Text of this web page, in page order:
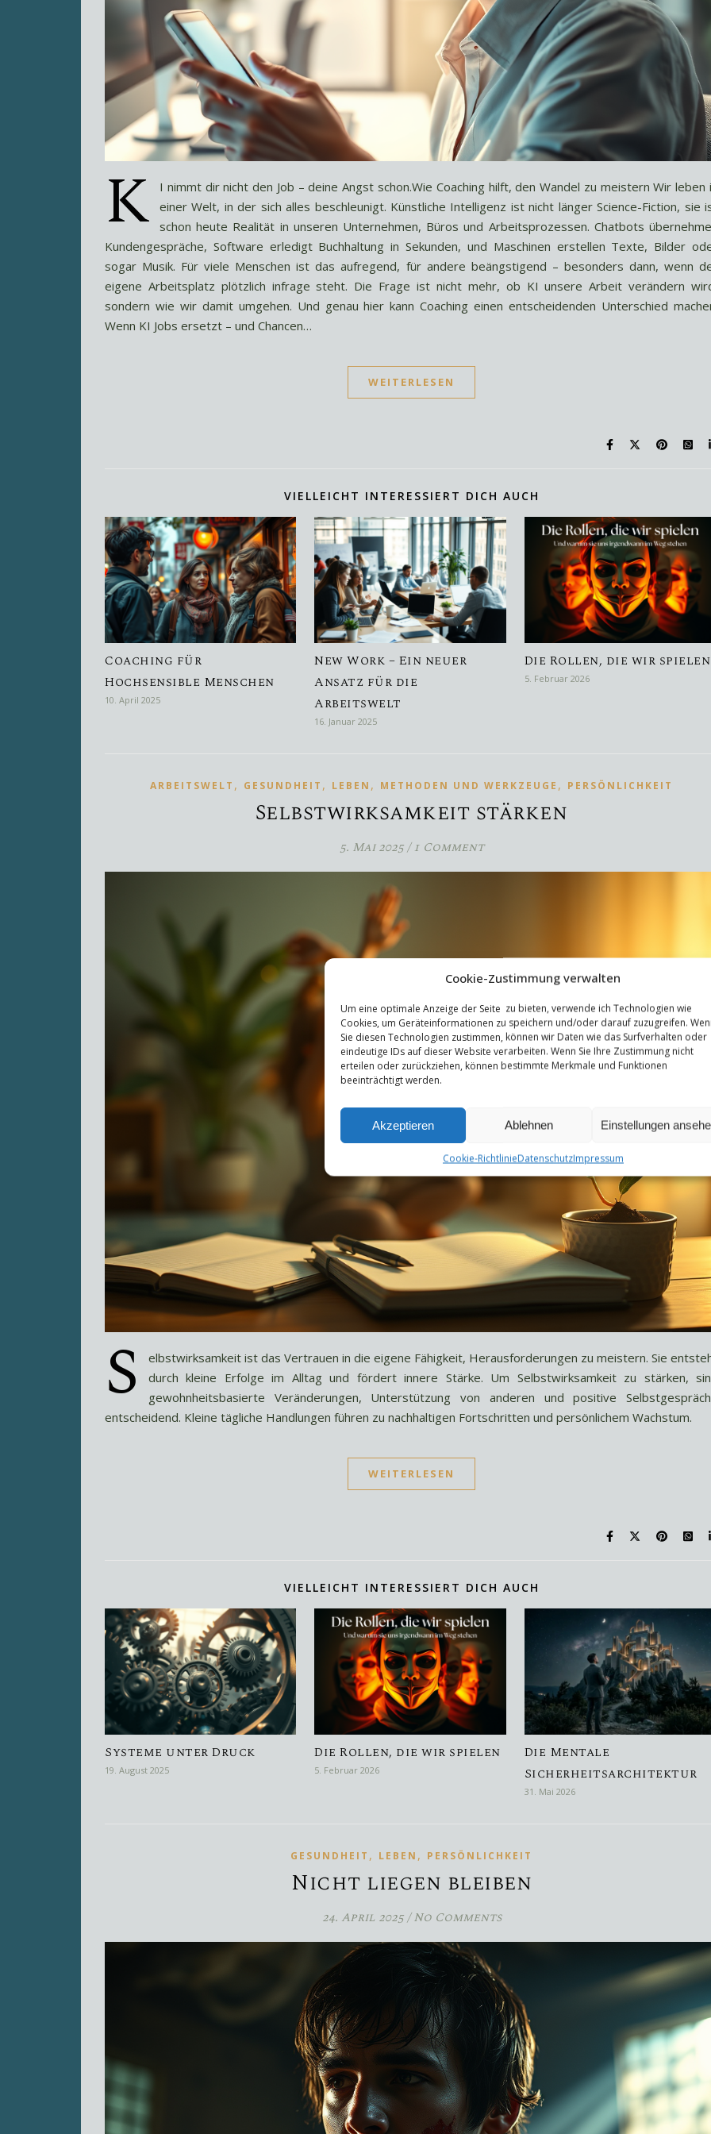
Cookie-Zustimmung verwalten
Um eine optimale Anzeige der Seite zu bieten, verwende ich Technologien wie
Cookies, um Geräteinformationen zu speichern und/oder darauf zuzugreifen.
Sie diesen Technologien zustimmen, können wir Daten wie das Surfverhalten oder
eindeutige IDs auf dieser Website verarbeiten. Wenn Sie Ihre Zustimmung nicht
erteilen oder zurückziehen, können bestimmte Merkmale und Funktionen
beeinträchtigt werden.
Akzeptieren Ablehnen Einstellungen
Cookie-RichtlinieDatenschutzImpressum
K
I nimmt dir nicht den Job – deine Angst schon.Wie Coaching hilft, den Wandel zu meistern Wir leben
einer Welt, in der sich alles beschleunigt. Künstliche Intelligenz ist nicht länger Science-Fiction, sie
schon heute Realität in unseren Unternehmen, Büros und Arbeitsprozessen. Chatbots
Kundengespräche, Software erledigt Buchhaltung in Sekunden, und Maschinen erstellen Texte, Bilder
sogar Musik. Für viele Menschen ist das aufregend, für andere beängstigend – besonders dann, wenn
eigene Arbeitsplatz plötzlich infrage steht. Die Frage ist nicht mehr, ob KI unsere Arbeit verändern
sondern wie wir damit umgehen. Und genau hier kann Coaching einen entscheidenden Unterschied
Wenn KI Jobs ersetzt – und Chancen…
WEITERLESEN
VIELLEICHT INTERESSIERT DICH AUCH
Coaching für
Hochsensible Menschen
10. April 2025
New Work – Ein neuer
Ansatz für die
Arbeitswelt
16. Januar 2025
Die Rollen, die wir spielen
5. Februar 2026
ARBEITSWELT , GESUNDHEIT , LEBEN , METHODEN UND WERKZEUGE , PERSÖNLICHKEIT
Selbstwirksamkeit stärken
5. Mai 2025/ 1 Comment
S
elbstwirksamkeit ist das Vertrauen in die eigene Fähigkeit, Herausforderungen zu meistern. Sie
durch kleine Erfolge im Alltag und fördert innere Stärke. Um Selbstwirksamkeit zu stärken,
gewohnheitsbasierte Veränderungen, Unterstützung von anderen und positive
entscheidend. Kleine tägliche Handlungen führen zu nachhaltigen Fortschritten und persönlichem Wachstum.
WEITERLESEN
VIELLEICHT INTERESSIERT DICH AUCH
Systeme unter Druck
19. August 2025
Die Rollen, die wir spielen
5. Februar 2026
Die Mentale
Sicherheitsarchitektur
31. Mai 2026
GESUNDHEIT , LEBEN , PERSÖNLICHKEIT
Nicht liegen bleiben
24. April 2025/ No Comments